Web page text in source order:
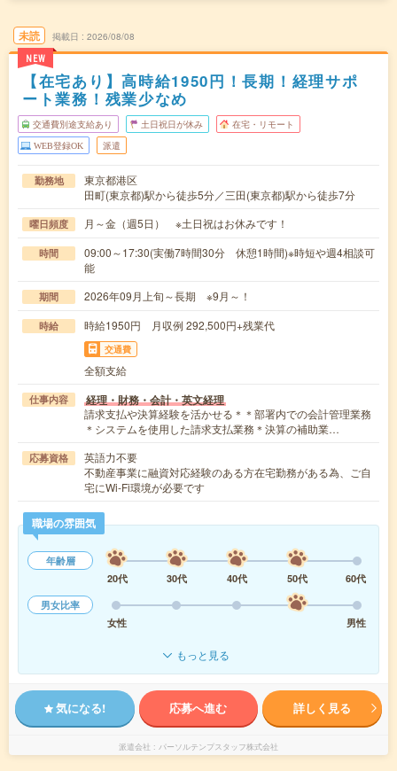
未読
NEW
掲載日 2026/08/08
【在宅あり】高時給1950円！長期！経理サポ
ート業務！残業少なめ
交通費別途支給あり 土日祝日が休み 在宅・リモート
WEB登録OK 派遣
勤務地
東京都港区
田町(東京都)駅から徒歩5分／三田(東京都)駅から徒歩7分
曜日頻度 月～金（週5日） ※土日祝はお休みです！
時間
09:00～17:30(実働7時間30分 休憩1時間)※時短や週4相談可
能
期間 2026年09月上旬～長期 ※9月～！
時給 時給1950円 月収例 292,500円+残業代
交通費
全額支給
仕事内容 経理・財務・会計・英文経理
請求支払や決算経験を活かせる＊＊部署内での会計管理業務
＊システムを使用した請求支払業務＊決算の補助業…
応募資格
英語力不要
不動産事業に融資対応経験のある方在宅勤務がある為、ご自
宅にWi-Fi環境が必要です
職場の雰囲気
年齢層
20代
30代 40代 50代
60代
男女比率
女性
男性
もっと見る
気になる! 応募へ進む 詳しく見る
派遣会社 パーソルテンプスタッフ株式会社